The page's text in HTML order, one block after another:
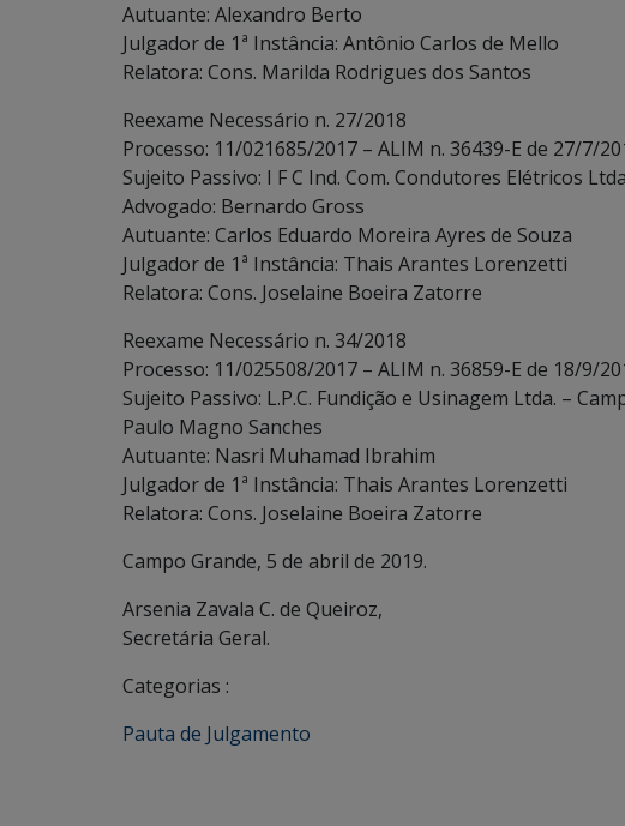
Autuante: Alexandro Berto
Julgador de 1ª Instância: Antônio Carlos de Mello
Relatora: Cons. Marilda Rodrigues dos Santos
Reexame Necessário n. 27/2018
Processo: 11/021685/2017 – ALIM n. 36439-E de 27/7/
Sujeito Passivo: I F C Ind. Com. Condutores Elétricos
Advogado: Bernardo Gross
Autuante: Carlos Eduardo Moreira Ayres de Souza
Julgador de 1ª Instância: Thais Arantes Lorenzetti
Relatora: Cons. Joselaine Boeira Zatorre
Reexame Necessário n. 34/2018
Processo: 11/025508/2017 – ALIM n. 36859-E de 18/9/
Sujeito Passivo: L.P.C. Fundição e Usinagem Ltda. –
Paulo Magno Sanches
Autuante: Nasri Muhamad Ibrahim
Julgador de 1ª Instância: Thais Arantes Lorenzetti
Relatora: Cons. Joselaine Boeira Zatorre
Campo Grande, 5 de abril de 2019.
Arsenia Zavala C. de Queiroz,
Secretária Geral.
Categorias :
Pauta de Julgamento